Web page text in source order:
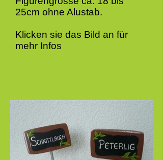
25cm ohne Alustab.
Klicken sie das Bild an für
mehr Infos